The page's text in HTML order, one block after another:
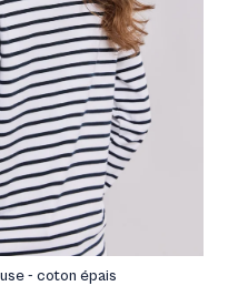
- coton épais